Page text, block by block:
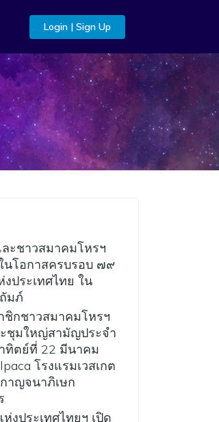
Login | Sign Up
ะชาวสมาคมโหรฯ
นโอกาสครบรอบ ๗๙
ประเทศไทย ใน
มภ์
ชิกชาวสมาคมโหรฯ
ชุมใหญ่สามัญประจำ
ทิตย์ที่ 22 มีนาคม
โรงแรมเวสเกต
าญจนาภิเษก
งประเทศไทยฯ เปิด